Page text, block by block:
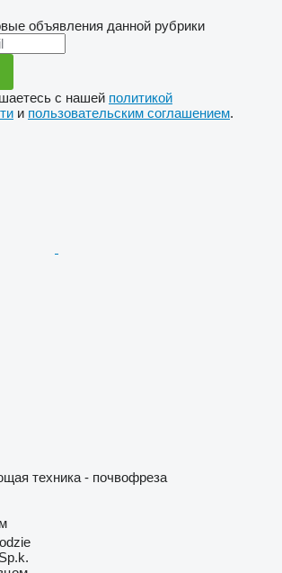
объявления данной рубрики
с нашей политикой
и пользовательским соглашением.
техника - почвофреза